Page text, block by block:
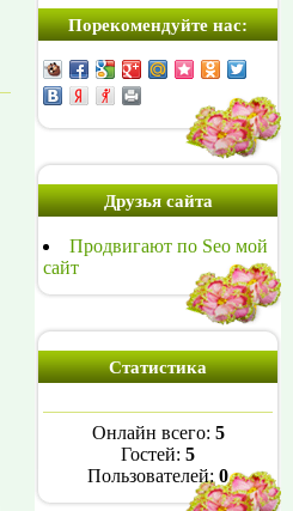
Порекомендуйте нас:
Друзья сайта
Продвигают по Seo мой
сайт
Статистика
Онлайн всего: 5
Гостей: 5
Пользователей: 0